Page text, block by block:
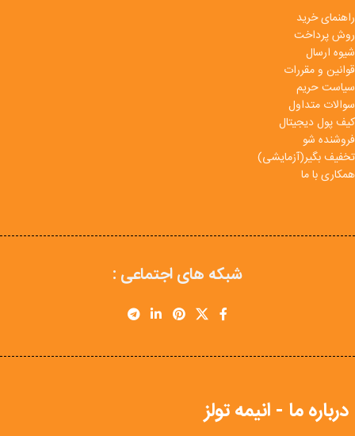
راهنمای خرید
روش پرداخت
شیوه ارسال
قوانین و مقررات
سیاست حریم
سوالات متداول
کیف پول دیجیتال
فروشنده شو
تخفیف بگیر(آزمایشی)
همکاری با ما
شبکه های اجتماعی :
درباره ما - انیمه تولز